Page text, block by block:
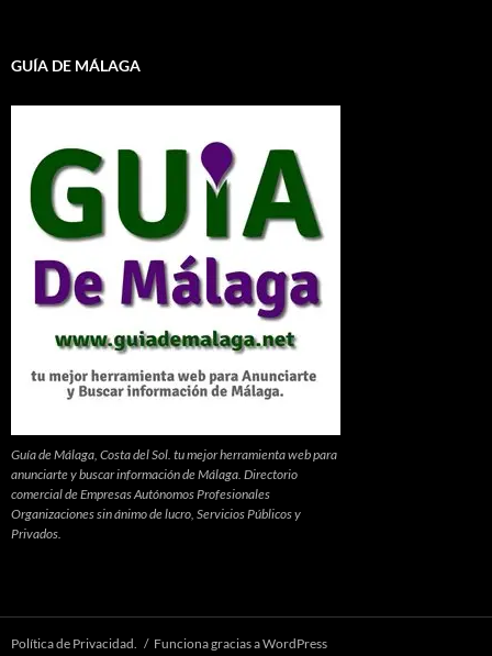
GUÍA DE MÁLAGA
Guía de Málaga, Costa del Sol. tu mejor herramienta web para
anunciarte y buscar información de Málaga. Directorio
comercial de Empresas Autónomos Profesionales
Organizaciones sin ánimo de lucro, Servicios Públicos y
Privados.
Política de Privacidad. Funciona gracias a WordPress